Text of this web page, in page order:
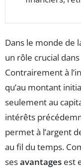
Dans le monde de
un rôle crucial
Contrairement à
qu’au montant
seulement au
intérêts
permet à l’argent
au fil du temps.
sesavantages est